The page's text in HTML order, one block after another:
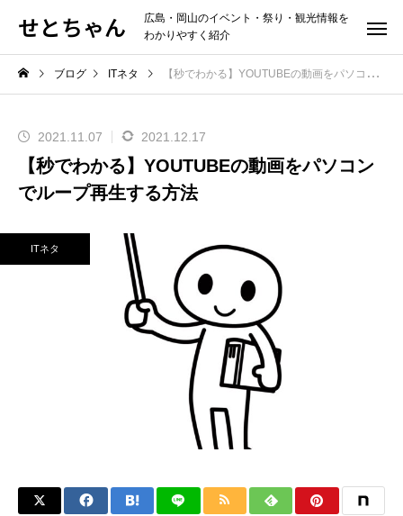
せとちゃん
広島・岡山のイベント・祭り・観光情報を
わかりやすく紹介
ブログ ITネタ 【秒でわかる】YOUTUBEの動画をパソコンでループ再生する方法
2021.11.07 2021.12.17
【秒でわかる】YOUTUBEの動画をパソコン
でループ再生する方法
ITネタ